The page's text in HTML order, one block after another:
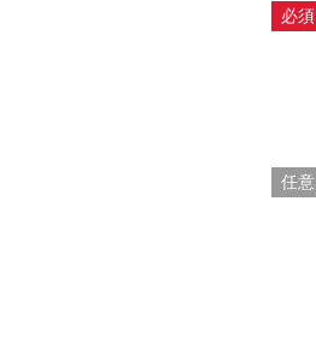
必須
任意